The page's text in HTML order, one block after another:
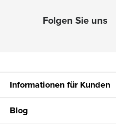
Informationen für Kunden
Blog